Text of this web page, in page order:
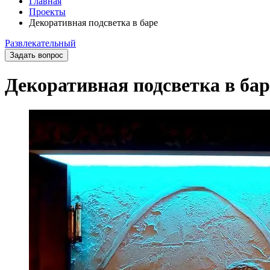
Проекты
Декоративная подсветка в баре
Развлекательный
Задать вопрос
Декоративная подсветка в